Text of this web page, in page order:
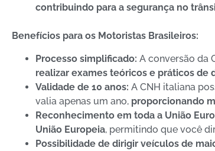
contribuindo para a segurança no
Benefícios para os Motoristas Brasileiros:
Processo simplificado: A conversão da
realizar exames teóricos e práticos de
Validade de 10 anos: A CNH italiana
valia apenas um ano, proporcionando
Reconhecimento em toda a União
União Europeia, permitindo que você
Possibilidade de dirigir veículos de